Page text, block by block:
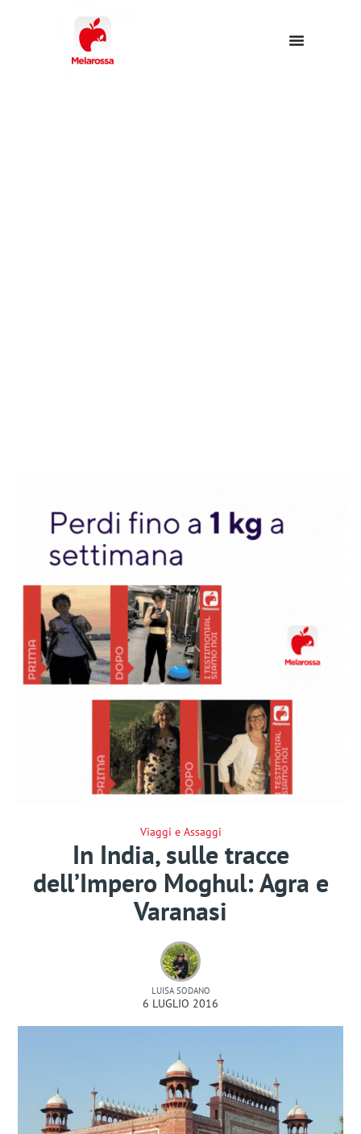
Viaggi e Assaggi
In India, sulle tracce
dell’Impero Moghul: Agra e
Varanasi
LUISA SODANO
6 LUGLIO 2016